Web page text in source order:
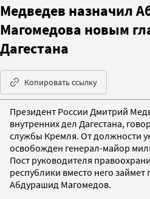
Медведев назначил
Магомедова новым
Дагестана
Копировать ссылку
Президент России Дмитрий
внутренних дел Дагестана,
службы Кремля. От должности
освобожден генерал-майор
Пост руководителя
республики вместо него
Абдурашид Магомедов.